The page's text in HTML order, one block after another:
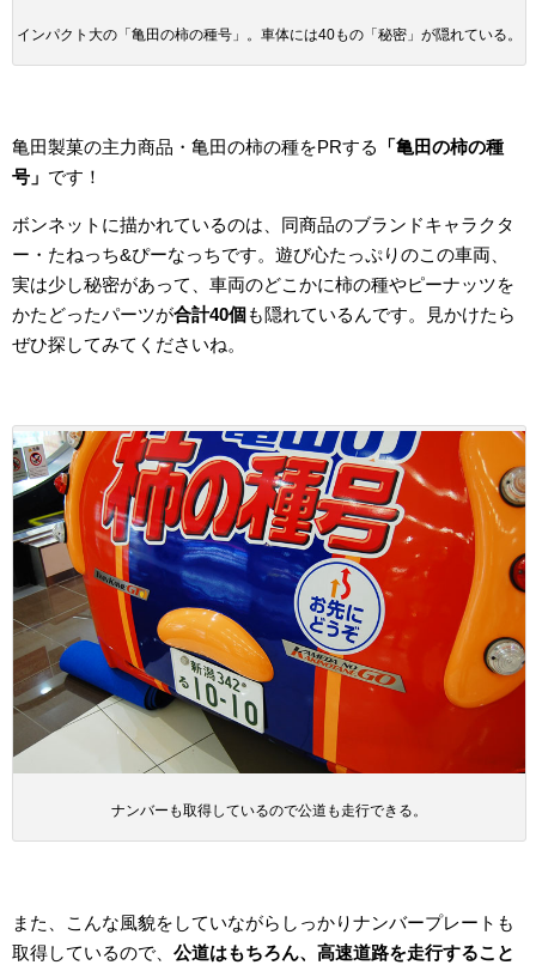
インパクト大の「亀田の柿の種号」。車体には40もの「秘密」が隠れている。
亀田製菓の主力商品・亀田の柿の種をPRする
「亀田の柿の種
号」 です！
ボンネットに描かれているのは、同商品のブランドキャラクタ
ー・たねっち&ぴーなっちです。遊び心たっぷりのこの車両、
実は少し秘密があって、車両のどこかに柿の種やピーナッツを
かたどったパーツが合計40個 も隠れているんです。見かけたら
ぜひ探してみてくださいね。
ナンバーも取得しているので公道も走行できる。
また、こんな風貌をしていながらしっかりナンバープレートも
取得しているので、 公道はもちろん、高速道路を走行すること